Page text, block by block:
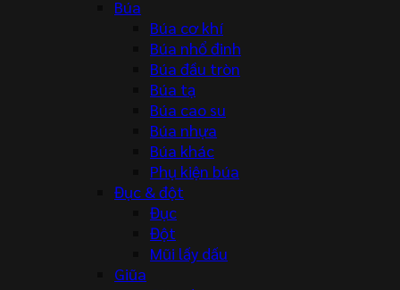
Búa
Búa cơ khí
Búa nhổ đinh
Búa đầu tròn
Búa tạ
Búa cao su
Búa nhựa
Búa khác
Phụ kiện búa
Đục & đột
Đục
Đột
Mũi lấy dấu
Giũa